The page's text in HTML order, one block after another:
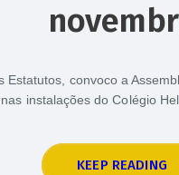
Estatutos, convoco a
nas instalações do Colégio
KEEP READING